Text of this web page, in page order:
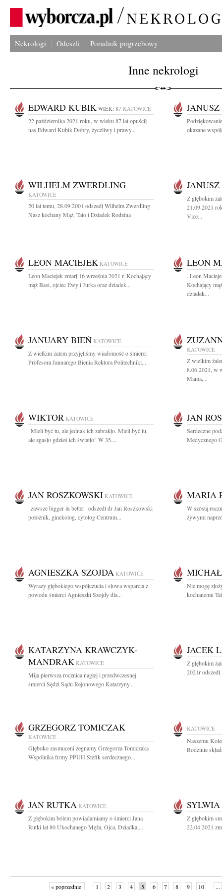
Nekrologi Odeszli Poradnik pogrzebowy
Inne nekrologi
EDWARD KUBIK WIEK: 87 KATOWICE
22 października 2021 roku, w wieku 87 lat opuścił
nas Edward Kubik Dobry, życzliwy i prawy...
okazane
WILHELM ZWERDLING
KATOWICE
20 lat temu, 28.09.2001 odszedł Wilhelm Zwerdling
Nasz kochany Mąż, Tato i Dziadek Rodzina
Z głębokim
21.09.2021
Vice...
LEON MACIEJEK KATOWICE
Leon Maciejek zmarł 16 września 2021 r. Kochający
mąż Basi, ojciec Ewy i Jurka oraz dziadek...
LEON
. Leon
Kochający
dziadek...
JANUARY BIEŃ KATOWICE
Z wielkim żalem przyjęliśmy wiadomość o śmierci
Profesora Januarego Bienia Rektora Politechniki...
KATOWICE
Z wielkim
8.06.2021, w
Mama,...
WIKTOR KATOWICE
"Mieli być tu, ale jednak ich zabrakło. Mieli być tu,
ale zgasło gdzieś ich światło" W 35....
JAN
Serdeczne
Medycznego
JAN ROSZKOWSKI KATOWICE
"zawsze bigger & better" odszedł dr Jan Roszkowski
położnik, ginekolog, cytolog Centrum...
MARIA
W szóstą
żywymi
AGNIESZKA SZOJDA KATOWICE
Wyrazy głębokiego współczucia i słowa wsparcia z
powodu śmierci Agnieszki Szojdy dla...
Nie mogę
kochanemu
KATARZYNA KRAWCZYK-
MANDRAK KATOWICE
Mija pierwsza rocznica nagłej i przedwczesnej
śmierci Sędzi Sądu Rejonowego Katarzyny...
JACEK
Z głębokim
2021r
GRZEGORZ TOMICZAK
KATOWICE
Głęboko zasmuceni żegnamy Grzegorza Tomiczaka
Wspólnika firmy PPUH Stefik serdecznego...
KATOWICE
Naszemu
Rodzinie
JAN RUTKA KATOWICE
Z głębokim bólem powiadamiamy o śmierci Jana
Rutki lat 80 Ukochanego Męża, Ojca, Dziadka,...
Z głębokim
22.04.2021
« poprzednie 1 2 3 4 5 6 7 8 9 10 ...